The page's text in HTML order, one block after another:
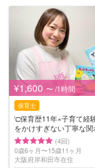
¥1,600 〜 /1時間
保育士
\□︎保育歴11年×子育て経
をかけすぎない丁寧な関
(4回)
0歳6ヶ月〜15歳11ヶ月
大阪府岸和田市在住